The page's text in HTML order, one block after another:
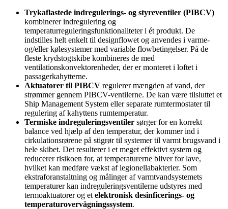
Trykaflastede indregulerings- og styreventiler (PIBCV)
kombinerer indregulering og
temperaturreguleringsfunktionaliteter i ét produkt. De
indstilles helt enkelt til designflowet og anvendes i varme-
og/eller kølesystemer med variable flowbetingelser. På de
fleste krydstogtskibe kombineres de med
ventilationskonvektorenheder, der er monteret i loftet i
passagerkahytterne.
Aktuatorer til PIBCV regulerer mængden af vand, der
strømmer gennem PIBCV-ventilerne. De kan være tilsluttet et
Ship Management System eller separate rumtermostater til
regulering af kahyttens rumtemperatur.
Termiske indreguleringsventiler sørger for en korrekt
balance ved hjælp af den temperatur, der kommer ind i
cirkulationsrørene på stigrør til systemer til varmt brugsvand i
hele skibet. Det resulterer i et meget effektivt system og
reducerer risikoen for, at temperaturerne bliver for lave,
hvilket kan medføre vækst af legionellabakterier. Som
ekstraforanstaltning og målinger af varmtvandsystemets
temperaturer kan indreguleringsventilerne udstyres med
termoaktuatorer og et elektronisk desinficerings- og
temperaturovervågningssystem.